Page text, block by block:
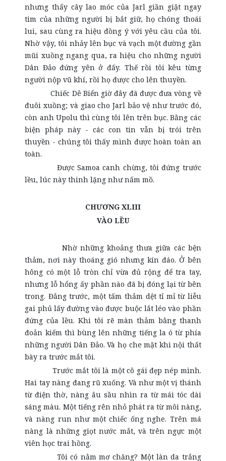
nhưng thấy cây lao móc của Jarl giần giật ngay
tim của những người bị bắt giữ, họ chóng thoái
lui, sau cùng ra hiệu đồng ý với yêu cầu của tôi.
Nhờ vậy, tôi nhảy lên bục và vạch một đường gần
mũi xuồng ngang qua, ra hiệu cho những người
Dân Đảo đứng yên ở đấy. Thế rồi tôi kêu từng
người nộp vũ khí, rồi họ được cho lên thuyền.
Chiếc Dê Biển giờ đây đã được đưa vòng về
đuôi xuồng; và giao cho Jarl bảo vệ như trước đó,
còn anh Upolu thì cùng tôi lên trên bục. Bằng các
biện pháp này - các con tin vẫn bị trói trên
thuyền - chúng tôi thấy mình được hoàn toàn an
toàn.
Được Samoa canh chừng, tôi đứng trước
lều, lúc này thinh lặng như nấm mồ.
CHƯƠNG XLIII
VÀO LỀU
Nhờ những khoảng thưa giữa các bện
thảm, nơi này thoáng gió nhưng kín đáo. Ở bên
hông có một lỗ tròn chỉ vừa đủ rộng để tra tay,
nhưng lỗ hổng ấy phần nào đã bị đóng lại từ bên
trong. Đằng trước, một tấm thảm dệt tỉ mỉ từ liễu
gai phủ lấy đường vào được buộc lắt léo vào phần
đứng của lều. Khi tôi rẽ màn thảm bằng thanh
đoản kiếm thì bùng lên những tiếng la ó từ phía
những người Dân Đảo. Và họ che mặt khi nội thất
bày ra trước mắt tôi.
Trước mắt tôi là một cô gái đẹp nép mình.
Hai tay nàng đang rũ xuống. Và như một vị thánh
từ điện thờ, nàng âu sầu nhìn ra từ mái tóc dài
sáng màu. Một tiếng rên nhỏ phát ra từ môi nàng,
và nàng run như một chiếc ống nghe. Trên má
nàng là những giọt nước mắt, và trên ngực một
viên học trai hồng.
Tôi có nằm mơ chăng? Một làn da trắng